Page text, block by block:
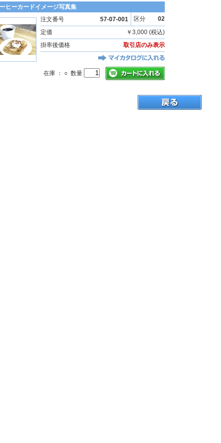
ヒーカードイメージ写真集
注文番号
57-07-001 区分
02
定価
￥3,000 (税込)
掛率後価格
取引店のみ表示
在庫 ： ○ 数量